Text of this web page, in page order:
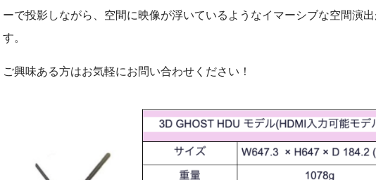
ーで投影しながら、空間に映像が浮いているようなイマーシブな空間演
す。
ご興味ある方はお気軽にお問い合わせください！